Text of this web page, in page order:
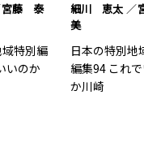
宮藤 泰
特別編
いのか
細川 恵太
美
日本の特別地
編集94 これ
か川崎